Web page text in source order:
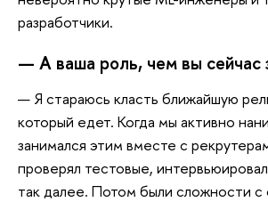
разработчики.
— А ваша роль, чем вы сейчас
— Я стараюсь класть ближайшую
который едет. Когда мы активно
занимался этим вместе с
проверял тестовые,
так далее. Потом были сложности с